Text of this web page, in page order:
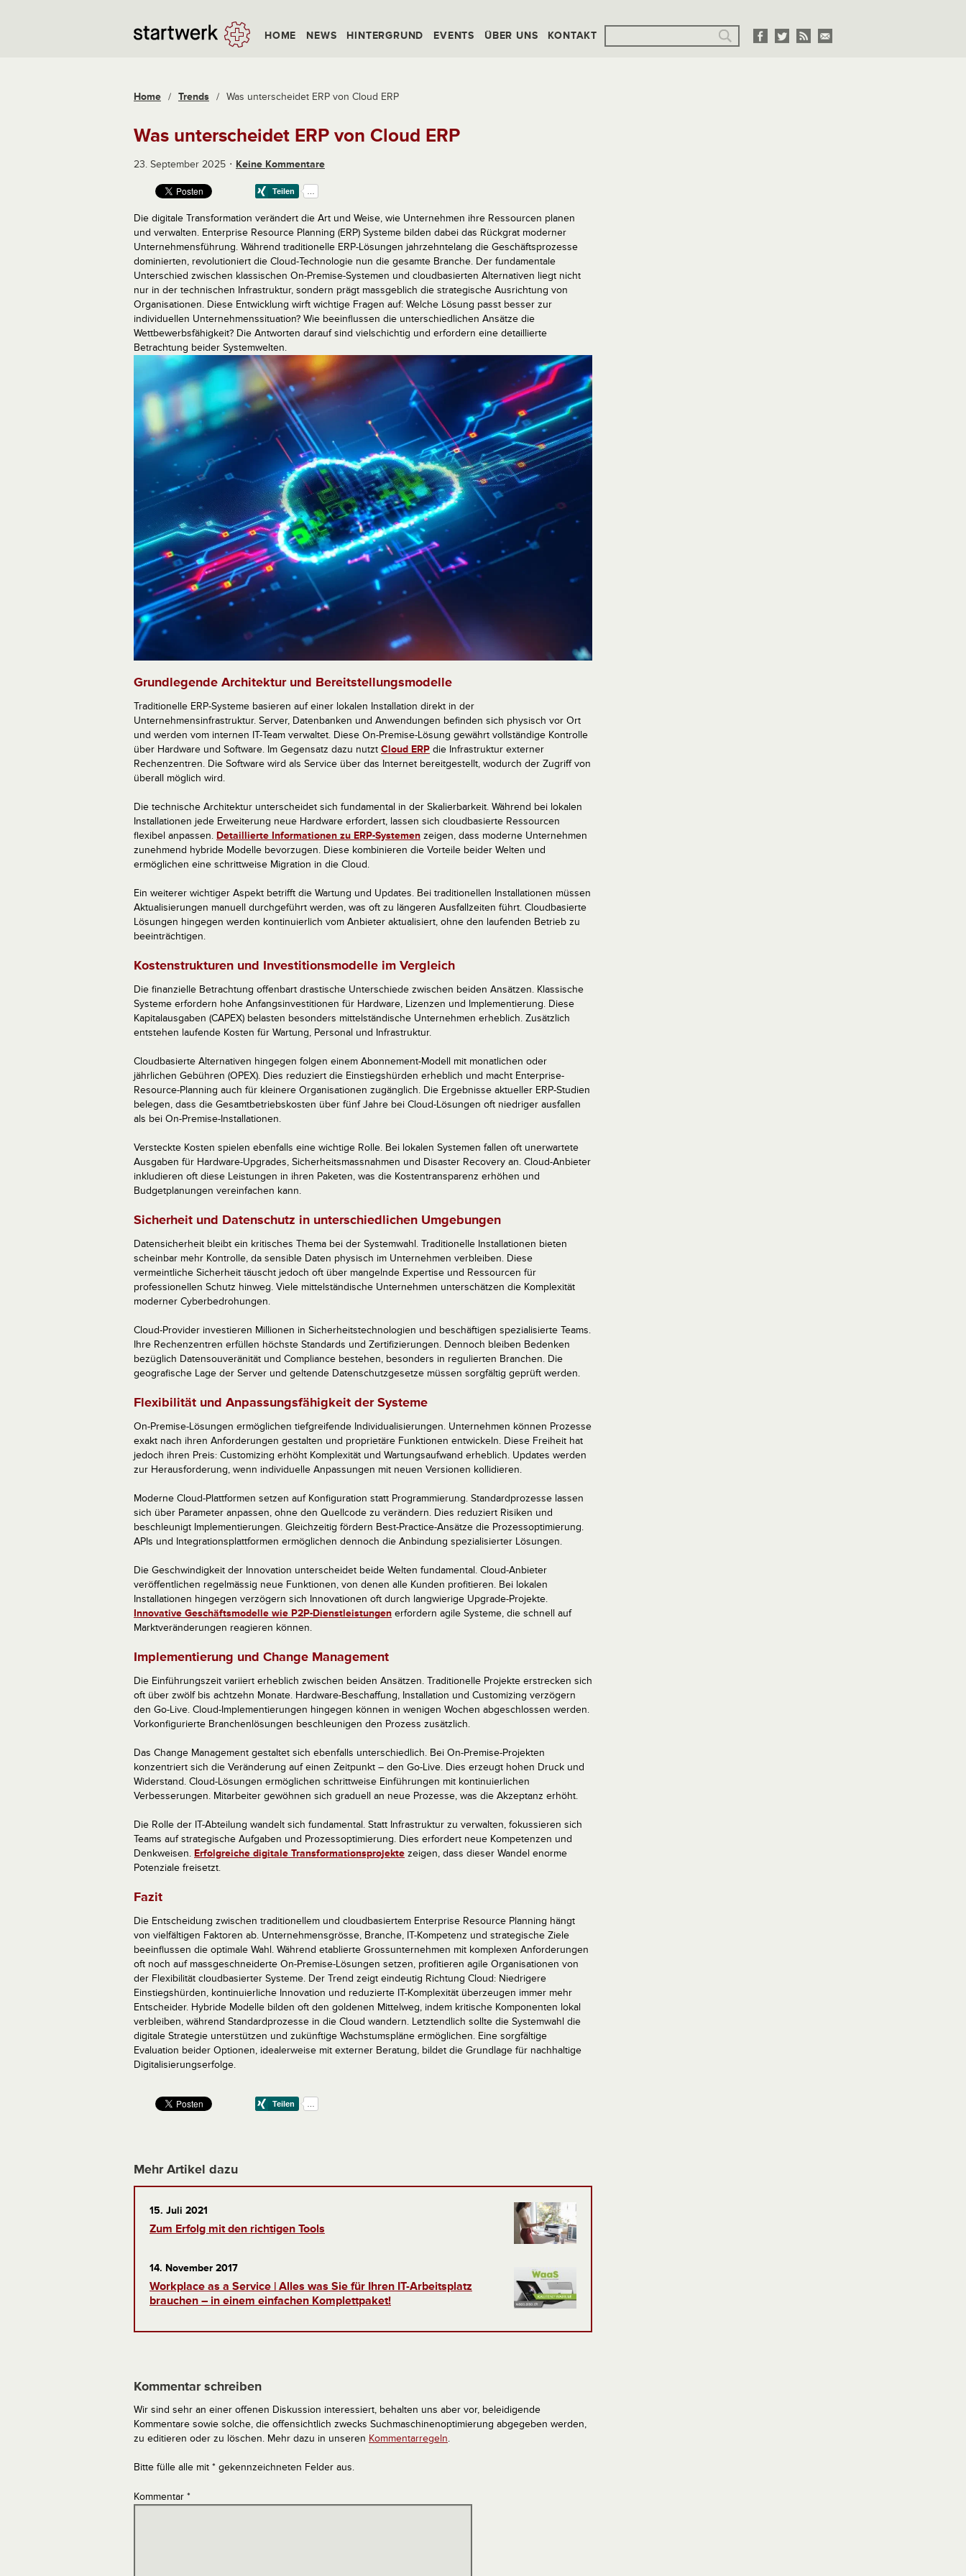
HOME NEWS HINTERGRUND EVENTS ÜBER UNS KONTAKT
Home / Trends / Was unterscheidet ERP von Cloud ERP
Was unterscheidet ERP von Cloud ERP
23. September 2025 Keine Kommentare
Die digitale Transformation verändert die Art und Weise, wie Unternehmen ihre Ressourcen planen
und verwalten. Enterprise Resource Planning (ERP) Systeme bilden dabei das Rückgrat moderner
Unternehmensführung. Während traditionelle ERP-Lösungen jahrzehntelang die Geschäftsprozesse
dominierten, revolutioniert die Cloud-Technologie nun die gesamte Branche. Der fundamentale
Unterschied zwischen klassischen On-Premise-Systemen und cloudbasierten Alternativen liegt nicht
nur in der technischen Infrastruktur, sondern prägt massgeblich die strategische Ausrichtung von
Organisationen. Diese Entwicklung wirft wichtige Fragen auf: Welche Lösung passt besser zur
individuellen Unternehmenssituation? Wie beeinflussen die unterschiedlichen Ansätze die
Wettbewerbsfähigkeit? Die Antworten darauf sind vielschichtig und erfordern eine detaillierte
Betrachtung beider Systemwelten.
Grundlegende Architektur und Bereitstellungsmodelle
Traditionelle ERP-Systeme basieren auf einer lokalen Installation direkt in der
Unternehmensinfrastruktur. Server, Datenbanken und Anwendungen befinden sich physisch vor Ort
und werden vom internen IT-Team verwaltet. Diese On-Premise-Lösung gewährt vollständige Kontrolle
über Hardware und Software. Im Gegensatz dazu nutzt Cloud ERP die Infrastruktur externer
Rechenzentren. Die Software wird als Service über das Internet bereitgestellt, wodurch der Zugriff von
überall möglich wird.
Die technische Architektur unterscheidet sich fundamental in der Skalierbarkeit. Während bei lokalen
Installationen jede Erweiterung neue Hardware erfordert, lassen sich cloudbasierte Ressourcen
flexibel anpassen. Detaillierte Informationen zu ERP-Systemen zeigen, dass moderne Unternehmen
zunehmend hybride Modelle bevorzugen. Diese kombinieren die Vorteile beider Welten und
ermöglichen eine schrittweise Migration in die Cloud.
Ein weiterer wichtiger Aspekt betrifft die Wartung und Updates. Bei traditionellen Installationen müssen
Aktualisierungen manuell durchgeführt werden, was oft zu längeren Ausfallzeiten führt. Cloudbasierte
Lösungen hingegen werden kontinuierlich vom Anbieter aktualisiert, ohne den laufenden Betrieb zu
beeinträchtigen.
Kostenstrukturen und Investitionsmodelle im Vergleich
Die finanzielle Betrachtung offenbart drastische Unterschiede zwischen beiden Ansätzen. Klassische
Systeme erfordern hohe Anfangsinvestitionen für Hardware, Lizenzen und Implementierung. Diese
Kapitalausgaben (CAPEX) belasten besonders mittelständische Unternehmen erheblich. Zusätzlich
entstehen laufende Kosten für Wartung, Personal und Infrastruktur.
Cloudbasierte Alternativen hingegen folgen einem Abonnement-Modell mit monatlichen oder
jährlichen Gebühren (OPEX). Dies reduziert die Einstiegshürden erheblich und macht Enterprise-
Resource-Planning auch für kleinere Organisationen zugänglich. Die Ergebnisse aktueller ERP-Studien
belegen, dass die Gesamtbetriebskosten über fünf Jahre bei Cloud-Lösungen oft niedriger ausfallen
als bei On-Premise-Installationen.
Versteckte Kosten spielen ebenfalls eine wichtige Rolle. Bei lokalen Systemen fallen oft unerwartete
Ausgaben für Hardware-Upgrades, Sicherheitsmassnahmen und Disaster Recovery an. Cloud-Anbieter
inkludieren oft diese Leistungen in ihren Paketen, was die Kostentransparenz erhöhen und
Budgetplanungen vereinfachen kann.
Sicherheit und Datenschutz in unterschiedlichen Umgebungen
Datensicherheit bleibt ein kritisches Thema bei der Systemwahl. Traditionelle Installationen bieten
scheinbar mehr Kontrolle, da sensible Daten physisch im Unternehmen verbleiben. Diese
vermeintliche Sicherheit täuscht jedoch oft über mangelnde Expertise und Ressourcen für
professionellen Schutz hinweg. Viele mittelständische Unternehmen unterschätzen die Komplexität
moderner Cyberbedrohungen.
Cloud-Provider investieren Millionen in Sicherheitstechnologien und beschäftigen spezialisierte Teams.
Ihre Rechenzentren erfüllen höchste Standards und Zertifizierungen. Dennoch bleiben Bedenken
bezüglich Datensouveränität und Compliance bestehen, besonders in regulierten Branchen. Die
geografische Lage der Server und geltende Datenschutzgesetze müssen sorgfältig geprüft werden.
Flexibilität und Anpassungsfähigkeit der Systeme
On-Premise-Lösungen ermöglichen tiefgreifende Individualisierungen. Unternehmen können Prozesse
exakt nach ihren Anforderungen gestalten und proprietäre Funktionen entwickeln. Diese Freiheit hat
jedoch ihren Preis: Customizing erhöht Komplexität und Wartungsaufwand erheblich. Updates werden
zur Herausforderung, wenn individuelle Anpassungen mit neuen Versionen kollidieren.
Moderne Cloud-Plattformen setzen auf Konfiguration statt Programmierung. Standardprozesse lassen
sich über Parameter anpassen, ohne den Quellcode zu verändern. Dies reduziert Risiken und
beschleunigt Implementierungen. Gleichzeitig fördern Best-Practice-Ansätze die Prozessoptimierung.
APIs und Integrationsplattformen ermöglichen dennoch die Anbindung spezialisierter Lösungen.
Die Geschwindigkeit der Innovation unterscheidet beide Welten fundamental. Cloud-Anbieter
veröffentlichen regelmässig neue Funktionen, von denen alle Kunden profitieren. Bei lokalen
Installationen hingegen verzögern sich Innovationen oft durch langwierige Upgrade-Projekte.
Innovative Geschäftsmodelle wie P2P-Dienstleistungen erfordern agile Systeme, die schnell auf
Marktveränderungen reagieren können.
Implementierung und Change Management
Die Einführungszeit variiert erheblich zwischen beiden Ansätzen. Traditionelle Projekte erstrecken sich
oft über zwölf bis achtzehn Monate. Hardware-Beschaffung, Installation und Customizing verzögern
den Go-Live. Cloud-Implementierungen hingegen können in wenigen Wochen abgeschlossen werden.
Vorkonfigurierte Branchenlösungen beschleunigen den Prozess zusätzlich.
Das Change Management gestaltet sich ebenfalls unterschiedlich. Bei On-Premise-Projekten
konzentriert sich die Veränderung auf einen Zeitpunkt – den Go-Live. Dies erzeugt hohen Druck und
Widerstand. Cloud-Lösungen ermöglichen schrittweise Einführungen mit kontinuierlichen
Verbesserungen. Mitarbeiter gewöhnen sich graduell an neue Prozesse, was die Akzeptanz erhöht.
Die Rolle der IT-Abteilung wandelt sich fundamental. Statt Infrastruktur zu verwalten, fokussieren sich
Teams auf strategische Aufgaben und Prozessoptimierung. Dies erfordert neue Kompetenzen und
Denkweisen. Erfolgreiche digitale Transformationsprojekte zeigen, dass dieser Wandel enorme
Potenziale freisetzt.
Fazit
Die Entscheidung zwischen traditionellem und cloudbasiertem Enterprise Resource Planning hängt
von vielfältigen Faktoren ab. Unternehmensgrösse, Branche, IT-Kompetenz und strategische Ziele
beeinflussen die optimale Wahl. Während etablierte Grossunternehmen mit komplexen Anforderungen
oft noch auf massgeschneiderte On-Premise-Lösungen setzen, profitieren agile Organisationen von
der Flexibilität cloudbasierter Systeme. Der Trend zeigt eindeutig Richtung Cloud: Niedrigere
Einstiegshürden, kontinuierliche Innovation und reduzierte IT-Komplexität überzeugen immer mehr
Entscheider. Hybride Modelle bilden oft den goldenen Mittelweg, indem kritische Komponenten lokal
verbleiben, während Standardprozesse in die Cloud wandern. Letztendlich sollte die Systemwahl die
digitale Strategie unterstützen und zukünftige Wachstumspläne ermöglichen. Eine sorgfältige
Evaluation beider Optionen, idealerweise mit externer Beratung, bildet die Grundlage für nachhaltige
Digitalisierungserfolge.
Mehr Artikel dazu
15. Juli 2021
Zum Erfolg mit den richtigen Tools
14. November 2017
Workplace as a Service | Alles was Sie für Ihren IT-Arbeitsplatz
brauchen – in einem einfachen Komplettpaket!
Kommentar schreiben
Wir sind sehr an einer offenen Diskussion interessiert, behalten uns aber vor, beleidigende
Kommentare sowie solche, die offensichtlich zwecks Suchmaschinenoptimierung abgegeben werden,
zu editieren oder zu löschen. Mehr dazu in unseren Kommentarregeln.
Bitte fülle alle mit * gekennzeichneten Felder aus.
Kommentar *